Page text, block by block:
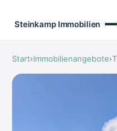
InhaltSteinkamp Immobilien
Start›Immobilienangebote›